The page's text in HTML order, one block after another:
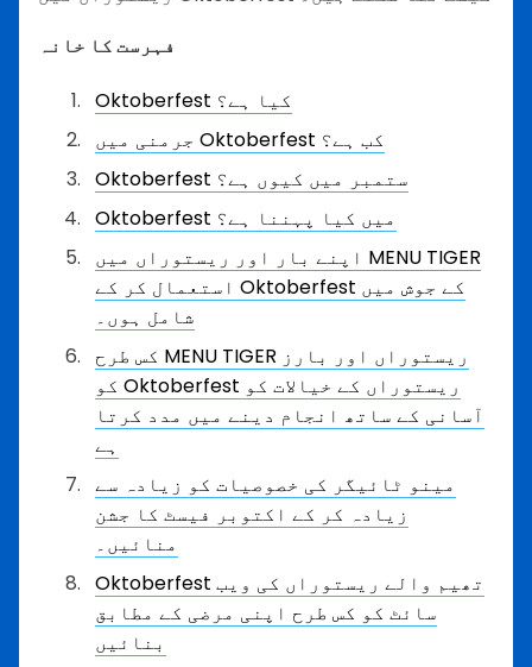
فہرست کا خانہ
Oktoberfest کیا ہے؟
جرمنی میں Oktoberfest کب ہے؟
Oktoberfest ستمبر میں کیوں ہے؟
Oktoberfest میں کیا پہننا ہے؟
اپنے بار اور ریستوراں میں MENU TIGER
استعمال کر کے Oktoberfest کے جوش میں
شامل ہوں۔
کس طرح MENU TIGER ریستوراں اور بارز
کو Oktoberfest ریستوراں کے خیالات کو
آسانی کے ساتھ انجام دینے میں مدد کرتا
ہے
مینو ٹائیگر کی خصوصیات کو زیادہ سے
زیادہ کر کے اکتوبر فیسٹ کا جشن
منائیں۔
Oktoberfest تھیم والے ریستوراں کی ویب
سائٹ کو کس طرح اپنی مرضی کے مطابق
بنائیں